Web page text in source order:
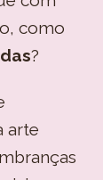
como
?
arte